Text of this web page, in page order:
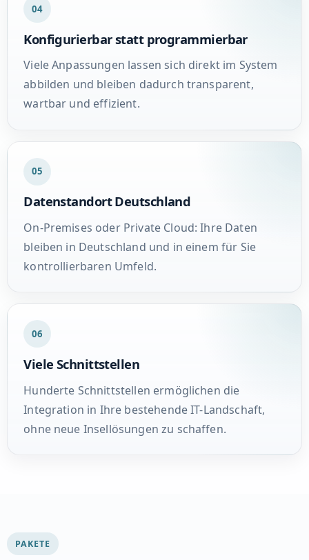
04
Konfigurierbar statt programmierbar
Viele Anpassungen lassen sich direkt im System
abbilden und bleiben dadurch transparent,
wartbar und effizient.
05
Datenstandort Deutschland
On-Premises oder Private Cloud: Ihre Daten
bleiben in Deutschland und in einem für Sie
kontrollierbaren Umfeld.
06
Viele Schnittstellen
Hunderte Schnittstellen ermöglichen die
Integration in Ihre bestehende IT-Landschaft,
ohne neue Insellösungen zu schaffen.
PAKETE